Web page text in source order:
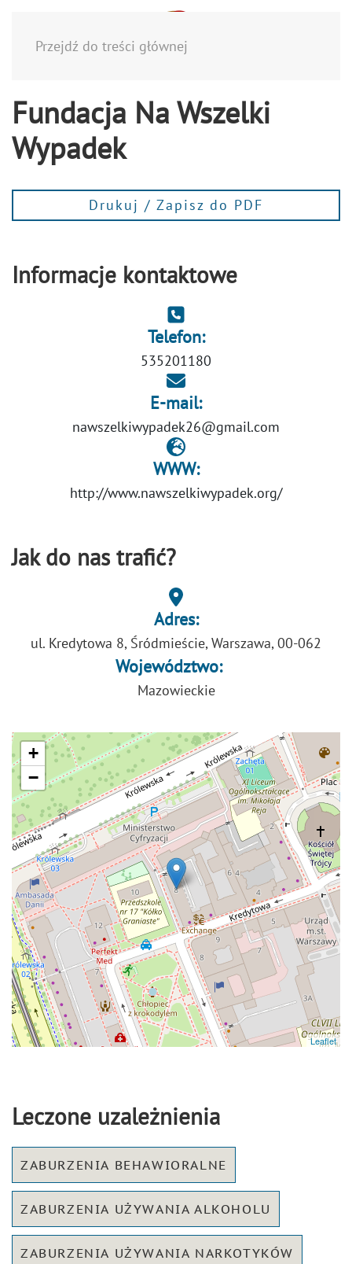
Przejdź do treści głównej
Fundacja Na Wszelki
Wypadek
Drukuj / Zapisz do PDF
Informacje kontaktowe
Telefon:
535201180
E-mail:
nawszelkiwypadek26@gmail.com
WWW:
http://www.nawszelkiwypadek.org/
Jak do nas trafić?
Adres:
ul. Kredytowa 8, Śródmieście, Warszawa, 00-062
Województwo:
Mazowieckie
+
−
Leaflet
Leczone uzależnienia
ZABURZENIA BEHAWIORALNE
ZABURZENIA UŻYWANIA ALKOHOLU
ZABURZENIA UŻYWANIA NARKOTYKÓW